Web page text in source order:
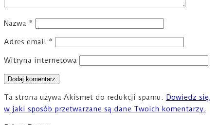
Nazwa *
Adres email *
Witryna internetowa
Ta strona używa Akismet do redukcji spamu. Dowiedz się,
w jaki sposób przetwarzane są dane Twoich komentarzy.